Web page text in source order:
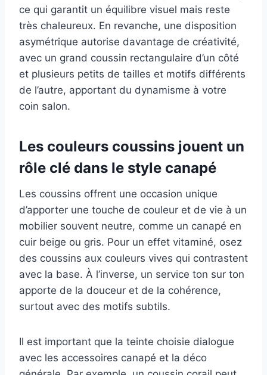
ce qui garantit un équilibre visuel mais reste
très chaleureux. En revanche, une disposition
asymétrique autorise davantage de créativité,
avec un grand coussin rectangulaire d’un côté
et plusieurs petits de tailles et motifs différents
de l’autre, apportant du dynamisme à votre
coin salon.
Les couleurs coussins jouent un
rôle clé dans le style canapé
Les coussins offrent une occasion unique
d’apporter une touche de couleur et de vie à un
mobilier souvent neutre, comme un canapé en
cuir beige ou gris. Pour un effet vitaminé, osez
des coussins aux couleurs vives qui contrastent
avec la base. À l’inverse, un service ton sur ton
apporte de la douceur et de la cohérence,
surtout avec des motifs subtils.
Il est important que la teinte choisie dialogue
avec les accessoires canapé et la déco